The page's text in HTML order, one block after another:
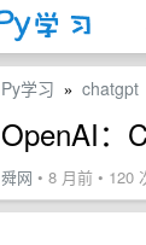
Py学习 » chatgpt
OpenAI：
舜网 • 8 月前 • 120